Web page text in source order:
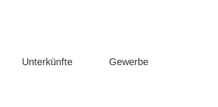
Unterkünfte Gewerbe